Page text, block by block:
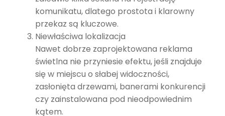
komunikatu, dlatego prostota i klarowny
przekaz są kluczowe.
Niewłaściwa lokalizacja
Nawet dobrze zaprojektowana reklama
świetlna nie przyniesie efektu, jeśli znajduje
się w miejscu o słabej widoczności,
zasłonięta drzewami, banerami konkurencji
czy zainstalowana pod nieodpowiednim
kątem.